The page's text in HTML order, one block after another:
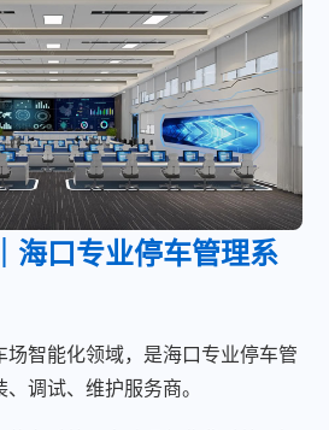
海口专业停车管理系
场智能化领域，是海口专业停车管
调试、维护服务商。